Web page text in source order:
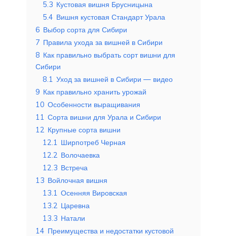
5.3 Кустовая вишня Брусницына
5.4 Вишня кустовая Стандарт Урала
6 Выбор сорта для Сибири
7 Правила ухода за вишней в Сибири
8 Как правильно выбрать сорт вишни для
Сибири
8.1 Уход за вишней в Сибири — видео
9 Как правильно хранить урожай
10 Особенности выращивания
11 Сорта вишни для Урала и Сибири
12 Крупные сорта вишни
12.1 Ширпотреб Черная
12.2 Волочаевка
12.3 Встреча
13 Войлочная вишня
13.1 Осенняя Вировская
13.2 Царевна
13.3 Натали
14 Преимущества и недостатки кустовой